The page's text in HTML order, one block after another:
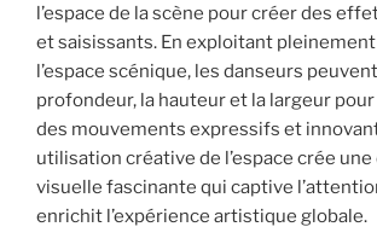
l’espace de la scène pour créer des
et saisissants. En exploitant pleinement
l’espace scénique, les danseurs
profondeur, la hauteur et la largeur
des mouvements expressifs et
utilisation créative de l’espace crée
visuelle fascinante qui captive
enrichit l’expérience artistique globale.